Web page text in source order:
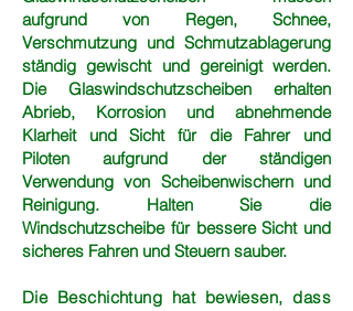
aufgrund von Regen, Schnee,
Verschmutzung und Schmutzablagerung
ständig gewischt und gereinigt werden.
Die Glaswindschutzscheiben erhalten
Abrieb, Korrosion und abnehmende
Klarheit und Sicht für die Fahrer und
Piloten aufgrund der ständigen
Verwendung von Scheibenwischern und
Reinigung. Halten Sie die
Windschutzscheibe für bessere Sicht und
sicheres Fahren und Steuern sauber.
Die Beschichtung hat bewiesen, dass